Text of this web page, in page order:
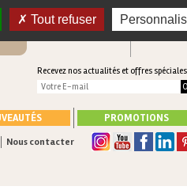
CONNEXION
CRÉER UN COMPTE
Mon
Recevez nos actualités et offres spéciales
PROMOTIONS
Nous contacter
Tout refuser